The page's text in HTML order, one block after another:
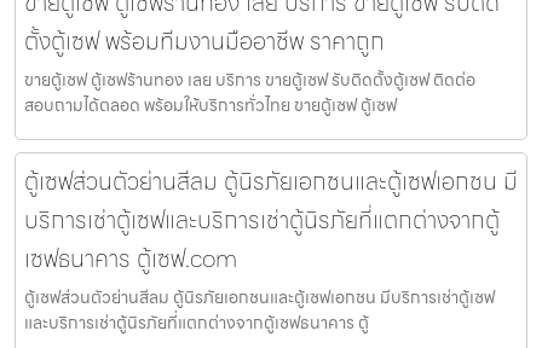
ตั้งตู้เซฟ พร้อมทีมงานมืออาชีพ ราคาถูก
ขายตู้เซฟ ตู้เซฟร้านทอง เลย บริการ ขายตู้เซฟ รับติดตั้งตู้เซฟ ติดต่อ
สอบถามได้ตลอด พร้อมให้บริการทั่วไทย ขายตู้เซฟ ตู้เซฟ
ตู้เซฟส่วนตัวย่านสีลม ตู้นิรภัยเอกชนและตู้เซฟเอกชน มี
บริการเช่าตู้เซฟและบริการเช่าตู้นิรภัยที่แตกต่างจากตู้
เซฟธนาคาร ตู้เซฟ.com
ตู้เซฟส่วนตัวย่านสีลม ตู้นิรภัยเอกชนและตู้เซฟเอกชน มีบริการเช่าตู้เซฟ
และบริการเช่าตู้นิรภัยที่แตกต่างจากตู้เซฟธนาคาร ตู้